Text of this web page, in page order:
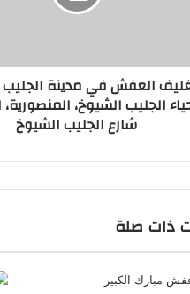
العفش في مدينة
الجليب الشيوخ، المنصورية،
شارع الجليب الشيوخ
ذات صلة